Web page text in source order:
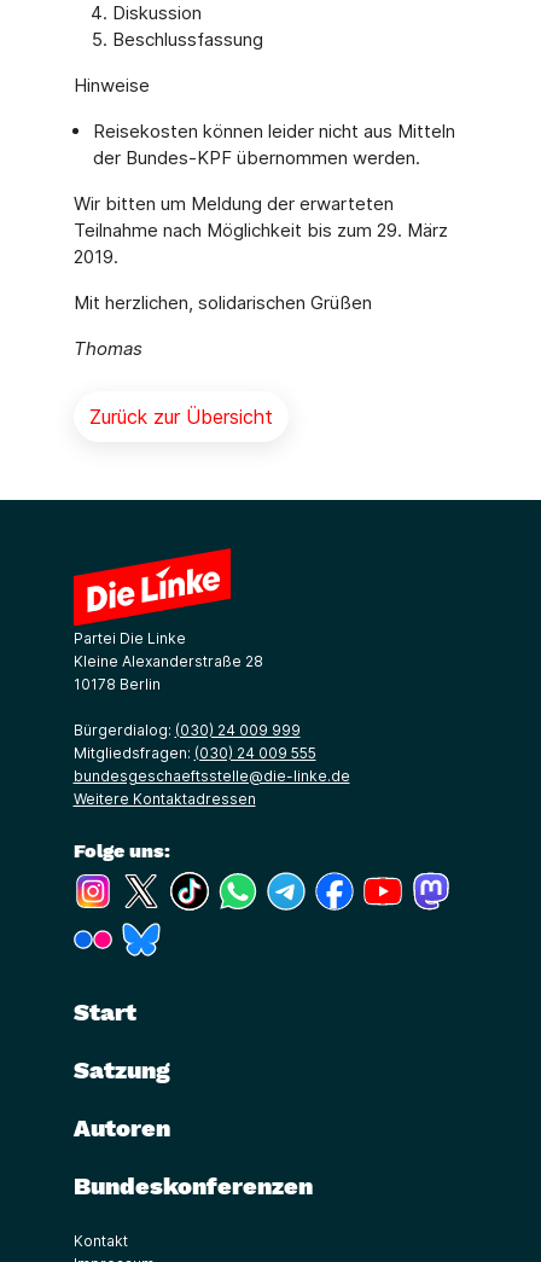
Diskussion
Beschlussfassung
Hinweise
Reisekosten können leider nicht aus Mitteln
der Bundes-KPF übernommen werden.
Wir bitten um Meldung der erwarteten
Teilnahme nach Möglichkeit bis zum 29. März
2019.
Mit herzlichen, solidarischen Grüßen
Thomas
Zurück zur Übersicht
Partei Die Linke
Kleine Alexanderstraße 28
10178 Berlin
Bürgerdialog: (030) 24 009 999
Mitgliedsfragen: (030) 24 009 555
bundesgeschaeftsstelle@die-linke.de
Weitere Kontaktadressen
Folge uns:
(Link öffnet ein neues Fenster)
(Link öffnet ein neues Fenster)
(Link öffnet ein neues Fenster)
(Link öffnet ein neues Fenster)
(Link öffnet ein neues Fenster)
(Link öffnet ein neues
(Link öffnet ein
(Link öffnet ein neues Fenster)
Start
Satzung
Autoren
Bundeskonferenzen
Kontakt